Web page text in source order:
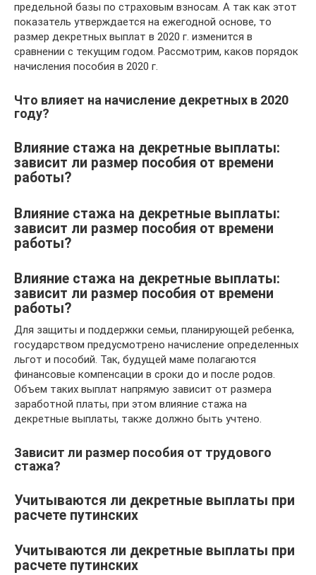
предельной базы по страховым взносам. А так как этот
показатель утверждается на ежегодной основе, то
размер декретных выплат в 2020 г. изменится в
сравнении с текущим годом. Рассмотрим, каков порядок
начисления пособия в 2020 г.
Что влияет на начисление декретных в 2020
году?
Влияние стажа на декретные выплаты:
зависит ли размер пособия от времени
работы?
Влияние стажа на декретные выплаты:
зависит ли размер пособия от времени
работы?
Влияние стажа на декретные выплаты:
зависит ли размер пособия от времени
работы?
Для защиты и поддержки семьи, планирующей ребенка,
государством предусмотрено начисление определенных
льгот и пособий. Так, будущей маме полагаются
финансовые компенсации в сроки до и после родов.
Объем таких выплат напрямую зависит от размера
заработной платы, при этом влияние стажа на
декретные выплаты, также должно быть учтено.
Зависит ли размер пособия от трудового
стажа?
Учитываются ли декретные выплаты при
расчете путинских
Учитываются ли декретные выплаты при
расчете путинских